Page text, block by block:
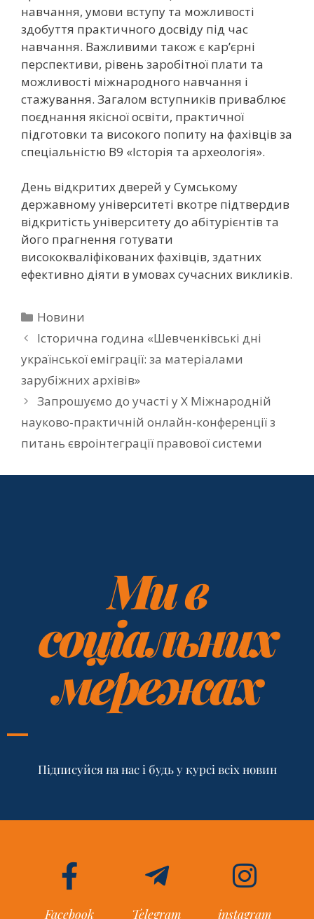
навчання, умови вступу та можливості
здобуття практичного досвіду під час
навчання. Важливими також є кар’єрні
перспективи, рівень заробітної плати та
можливості міжнародного навчання і
стажування. Загалом вступників приваблює
поєднання якісної освіти, практичної
підготовки та високого попиту на фахівців за
спеціальністю В9 «Історія та археологія».
День відкритих дверей у Сумському
державному університеті вкотре підтвердив
відкритість університету до абітурієнтів та
його прагнення готувати
висококваліфікованих фахівців, здатних
ефективно діяти в умовах сучасних викликів.
Новини
Історична година «Шевченківські дні
української еміграції: за матеріалами
зарубіжних архівів»
Запрошуємо до участі у Х Міжнародній
науково-практичній онлайн-конференції з
питань євроінтеграції правової системи
Ми в
соціальних
мережах
Підписуйся на нас і будь у курсі всіх новин
Facebook Telegram instagram